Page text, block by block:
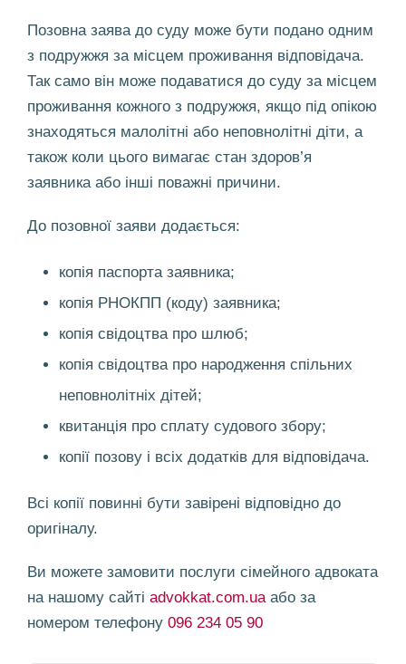
Позовна заява до суду може бути подано одним
з подружжя за місцем проживання відповідача.
Так само він може подаватися до суду за місцем
проживання кожного з подружжя, якщо під опікою
знаходяться малолітні або неповнолітні діти, а
також коли цього вимагає стан здоров’я
заявника або інші поважні причини.
До позовної заяви додається:
копія паспорта заявника;
копія РНОКПП (коду) заявника;
копія свідоцтва про шлюб;
копія свідоцтва про народження спільних
неповнолітніх дітей;
квитанція про сплату судового збору;
копії позову і всіх додатків для відповідача.
Всі копії повинні бути завірені відповідно до
оригіналу.
Ви можете замовити послуги сімейного адвоката
на нашому сайті advokkat.com.ua або за
номером телефону 096 234 05 90